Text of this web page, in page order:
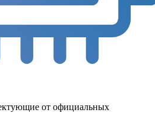
от официальных